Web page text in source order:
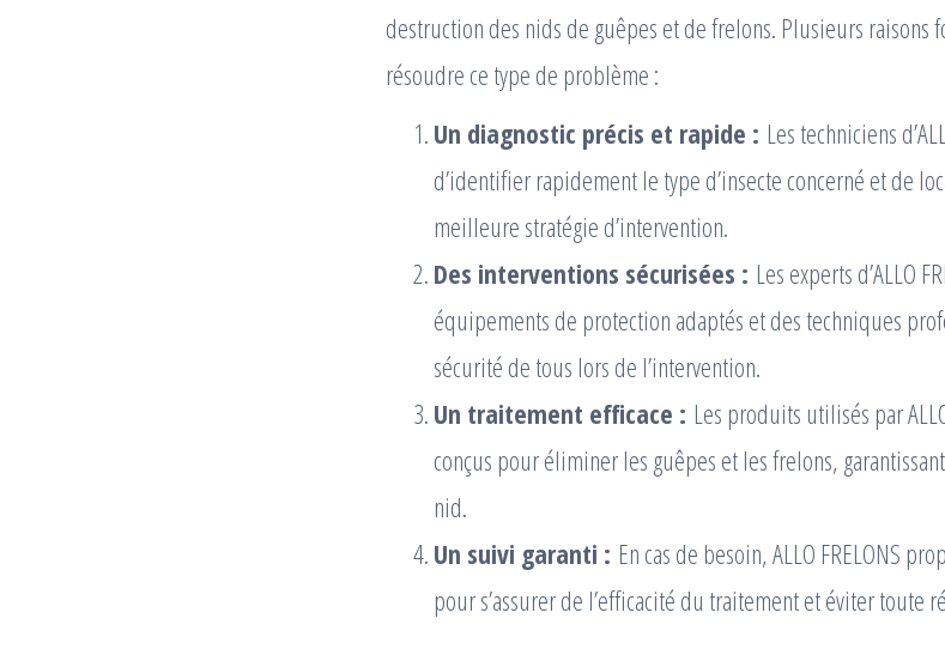
destruction des nids de guêpes et de frelons. Plusieurs raisons
résoudre ce type de problème :
Un diagnostic précis et rapide : Les techniciens
d’identifier rapidement le type d’insecte concerné et de
meilleure stratégie d’intervention.
Des interventions sécurisées : Les experts d’ALLO
équipements de protection adaptés et des techniques
sécurité de tous lors de l’intervention.
Un traitement efficace : Les produits utilisés par
conçus pour éliminer les guêpes et les frelons,
nid.
Un suivi garanti : En cas de besoin, ALLO FRELONS
pour s’assurer de l’efficacité du traitement et éviter toute